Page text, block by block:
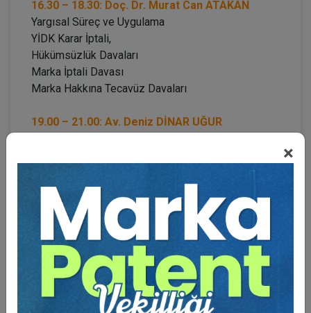
×
16.30 – 18.30: Doç. Dr. Murat Can ATAKAN
Yargısal Süreç ve Uygulama
YİDK Karar İptali,
Hükümsüzlük Davaları
Marka İptali Davası
Marka Hakkına Tecavüz Davaları
19.00 – 21.00: Av. Deniz DİNAR UĞUR
10.00 – 11.00: Dr. Öğr. Üyesi Kemale ASLAN
Medeni Kanun
Başlangıç Hükümleri
11.05 – 12.00: Dr. Öğr. Üyesi Kemale ASLAN
Kişiler Hukuku Hükümleri